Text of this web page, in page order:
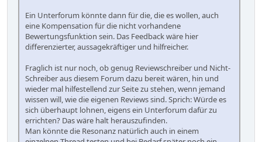
Ein Unterforum könnte dann für die, die es wollen, auch
eine Kompensation für die nicht vorhandene
Bewertungsfunktion sein. Das Feedback wäre hier
differenzierter, aussagekräftiger und hilfreicher.
Fraglich ist nur noch, ob genug Reviewschreiber und Nicht-
Schreiber aus diesem Forum dazu bereit wären, hin und
wieder mal hilfestellend zur Seite zu stehen, wenn jemand
wissen will, wie die eigenen Reviews sind. Sprich: Würde es
sich überhaupt lohnen, eigens ein Unterforum dafür zu
errichten? Das wäre halt herauszufinden.
Man könnte die Resonanz natürlich auch in einem